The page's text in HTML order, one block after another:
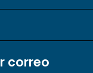
correo